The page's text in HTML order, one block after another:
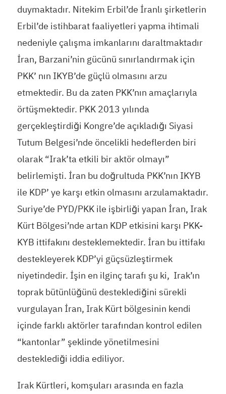
duymaktadır. Nitekim Erbil’de İranlı şirketlerin
Erbil’de istihbarat faaliyetleri yapma ihtimali
nedeniyle çalışma imkanlarını daraltmaktadır
İran, Barzani’nin gücünü sınırlandırmak için
PKK’ nın IKYB’de güçlü olmasını arzu
etmektedir. Bu da zaten PKK’nın amaçlarıyla
örtüşmektedir. PKK 2013 yılında
gerçekleştirdiği Kongre’de açıkladığı Siyasi
Tutum Belgesi’nde öncelikli hedeflerden biri
olarak “Irak’ta etkili bir aktör olmayı”
belirlemişti. İran bu doğrultuda PKK’nın IKYB
ile KDP’ ye karşı etkin olmasını arzulamaktadır.
Suriye’de PYD/PKK ile işbirliği yapan İran, Irak
Kürt Bölgesi’nde artan KDP etkisini karşı PKK-
KYB ittifakını desteklemektedir. İran bu ittifakı
destekleyerek KDP’yi güçsüzleştirmek
niyetindedir. İşin en ilginç tarafı şu ki, Irak’ın
toprak bütünlüğünü desteklediğini sürekli
vurgulayan İran, Irak Kürt bölgesinin kendi
içinde farklı aktörler tarafından kontrol edilen
“kantonlar” şeklinde yönetilmesini
desteklediği iddia ediliyor.
Irak Kürtleri, komşuları arasında en fazla